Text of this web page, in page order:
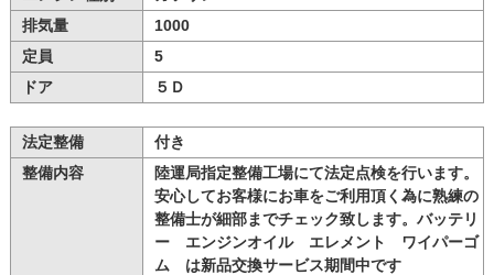
排気量
1000
定員
5
ドア
５Ｄ
法定整備
付き
整備内容
陸運局指定整備工場にて法定点検を行います。
安心してお客様にお車をご利用頂く為に熟練の
整備士が細部までチェック致します。バッテリ
ー エンジンオイル エレメント ワイパーゴ
ム は新品交換サービス期間中です